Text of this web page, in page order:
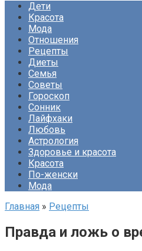
Дети
Красота
Мода
Отношения
Рецепты
Диеты
Семья
Советы
Гороскоп
Сонник
Лайфхаки
Любовь
Астрология
Здоровье и красота
Красота
По-женски
Мода
Главная » Рецепты
Правда и ложь о